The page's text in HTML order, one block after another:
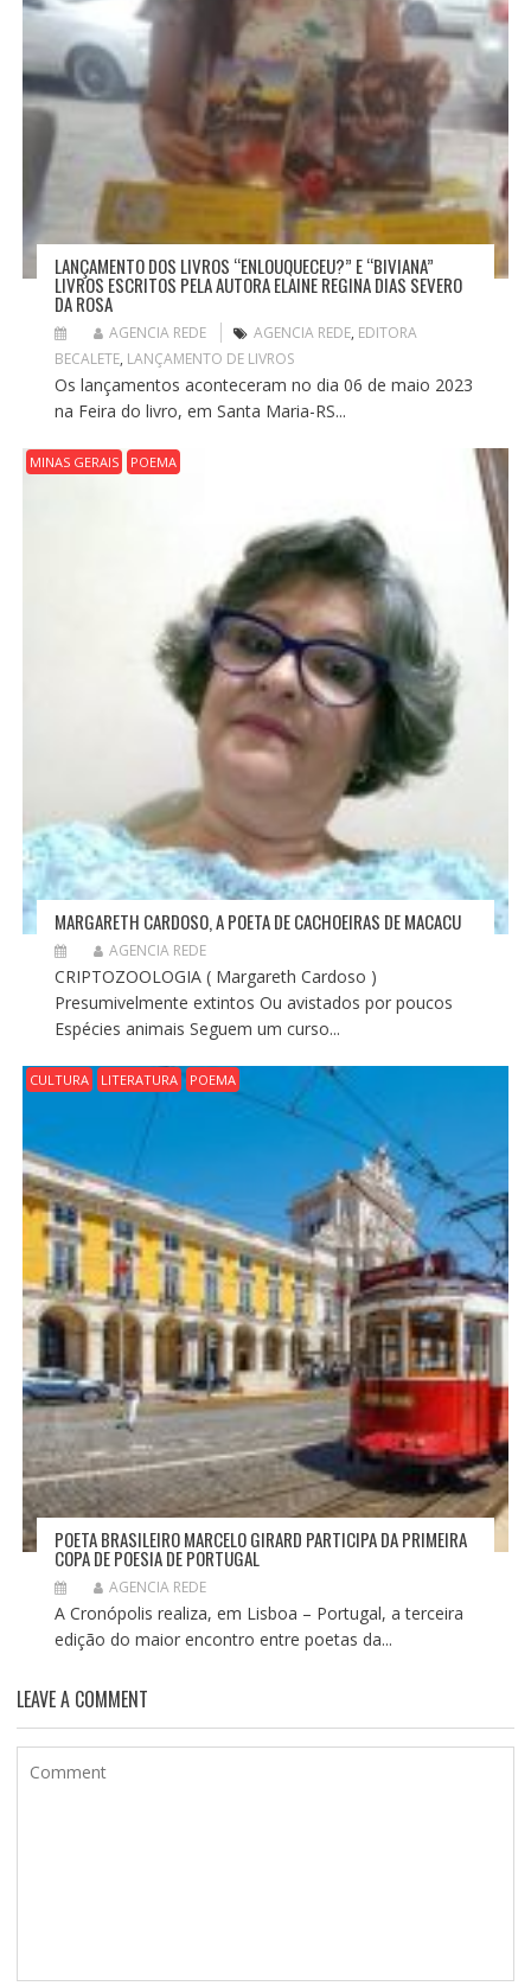
LANÇAMENTO DOS LIVROS “ENLOUQUECEU?” E “BIVIANA”
LIVROS ESCRITOS PELA AUTORA ELAINE REGINA DIAS SEVERO
DA ROSA
AGENCIA REDE AGENCIA REDE, EDITORA
BECALETE, LANÇAMENTO DE LIVROS
Os lançamentos aconteceram no dia 06 de maio 2023
na Feira do livro, em Santa Maria-RS...
MINAS GERAIS POEMA
MARGARETH CARDOSO, A POETA DE CACHOEIRAS DE MACACU
AGENCIA REDE
CRIPTOZOOLOGIA ( Margareth Cardoso )
Presumivelmente extintos Ou avistados por poucos
Espécies animais Seguem um curso...
CULTURA LITERATURA POEMA
POETA BRASILEIRO MARCELO GIRARD PARTICIPA DA PRIMEIRA
COPA DE POESIA DE PORTUGAL
AGENCIA REDE
A Cronópolis realiza, em Lisboa – Portugal, a terceira
edição do maior encontro entre poetas da...
LEAVE A COMMENT